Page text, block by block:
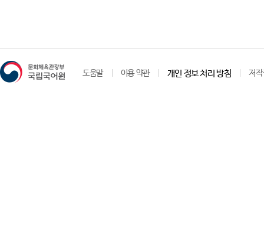
도움말 이용 약관 개인 정보 처리 방침 저